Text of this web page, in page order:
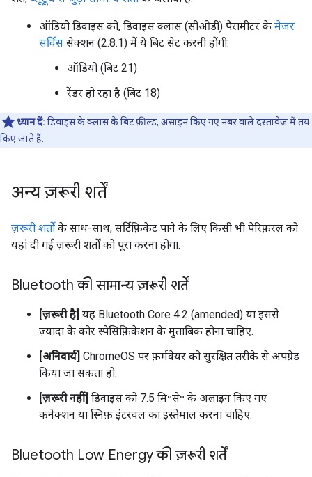
ऑडियो डिवाइस को, डिवाइस क्लास (सीओडी) पैरामीटर के मेजर
सर्विस सेक्शन (2.8.1) में ये बिट सेट करनी होंगी:
ऑडियो (बिट 21)
रेंडर हो रहा है (बिट 18)
ध्यान दें: डिवाइस के क्लास के बिट फ़ील्ड, असाइन किए गए नंबर वाले दस्तावेज़ में तय
किए जाते हैं.
अन्य ज़रूरी शर्तें
ज़रूरी शर्तोंके साथ-साथ, सर्टिफ़िकेट पाने के लिए किसी भी पेरिफ़रल को
यहां दी गई ज़रूरी शर्तों को पूरा करना होगा.
Bluetooth की सामान्य ज़रूरी शर्तें
[ज़रूरी है] यह Bluetooth Core 4.2 (amended) या इससे
ज़्यादा के कोर स्पेसिफ़िकेशन के मुताबिक होना चाहिए.
[अनिवार्य] ChromeOS पर फ़र्मवेयर को सुरक्षित तरीके से अपग्रेड
किया जा सकता हो.
[ज़रूरी नहीं] डिवाइस को 7.5 मि॰से॰ के अलाइन किए गए
कनेक्शन या स्निफ़ इंटरवल का इस्तेमाल करना चाहिए.
Bluetooth Low Energy की ज़रूरी शर्तें